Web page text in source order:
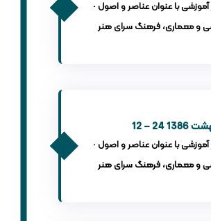
· ارائه ی 11 سمینار آموزشی با عنوان عناصر و اصول
1386
· ارائه ی 11 سمینار آموزشی با عنوان عناصر و اصول